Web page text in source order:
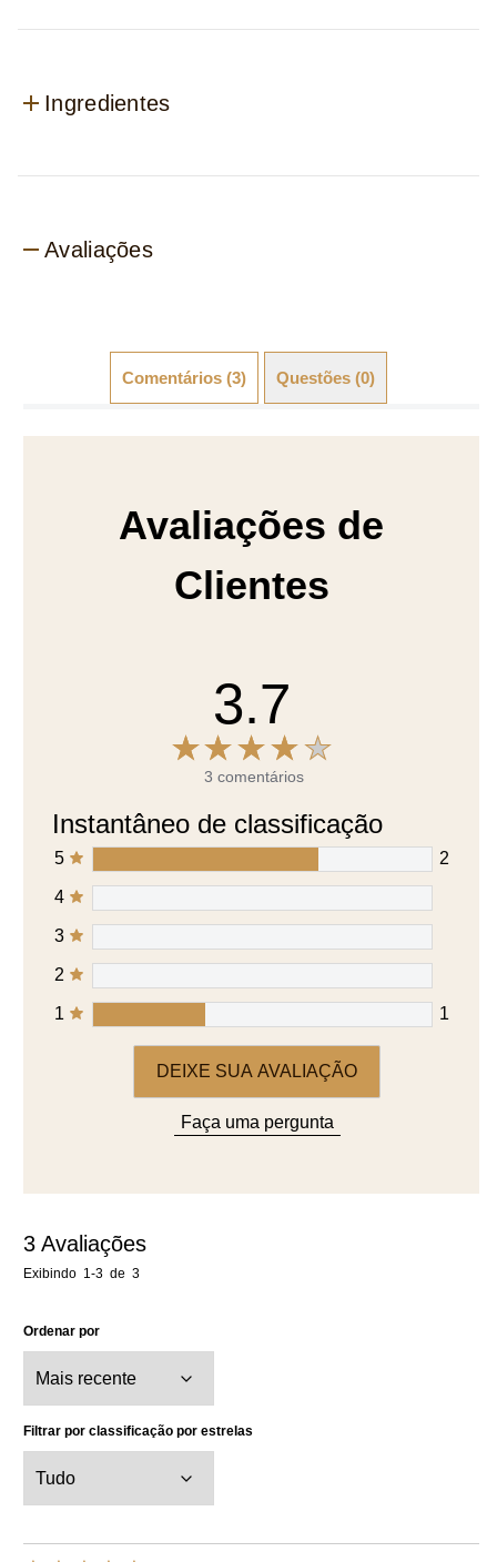
Ingredientes
Avaliações
Comentários (3) Questões (0)
Avaliações de
Clientes
3.7
3 comentários
Instantâneo de classificação
5 2
4
3
2
1 1
DEIXE SUA AVALIAÇÃO
Faça uma pergunta
3 Avaliações
Exibindo 1-3 de 3
Ordenar por
Filtrar por classificação por estrelas